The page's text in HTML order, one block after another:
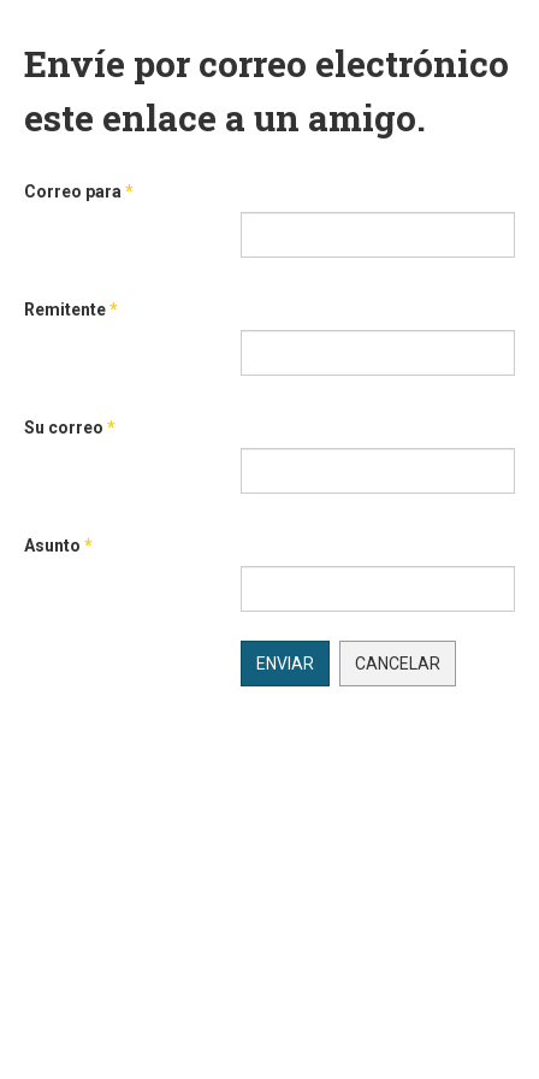
Envíe por correo electrónico
este enlace a un amigo.
Correo para *
Remitente*
Su correo *
Asunto *
ENVIAR CANCELAR